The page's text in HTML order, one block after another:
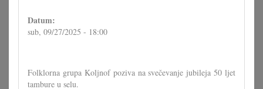
Datum:
sub, 09/27/2025 - 18:00
Folklorna grupa Koljnof poziva na svečevanje jubileja 50 ljet
tambure u selu.